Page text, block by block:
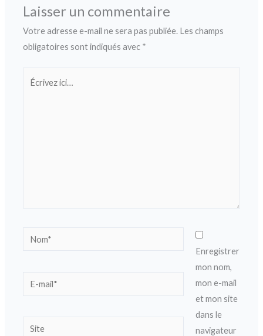
Laisser un commentaire
Votre adresse e-mail ne sera pas publiée. Les champs
obligatoires sont indiqués avec *
Nom*
E-
Site
Enregistrer
mon nom,
mon e-mail
et mon site
dans le
navigateur